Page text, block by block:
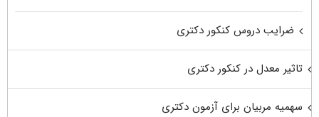
ضرایب دروس کنکور دکتری
تاثیر معدل در کنکور دکتری
سهمیه مربیان برای آزمون دکتری